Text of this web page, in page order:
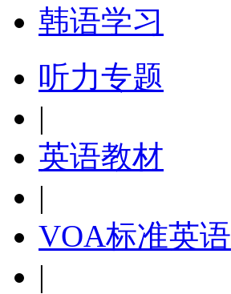
韩语学习
听力专题
|
英语教材
|
VOA标准英语
|